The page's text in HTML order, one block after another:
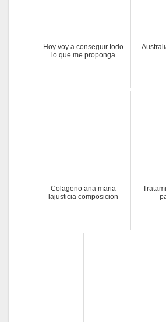
Hoy voy a conseguir todo
lo que me proponga
Colageno ana maria
lajusticia composicion